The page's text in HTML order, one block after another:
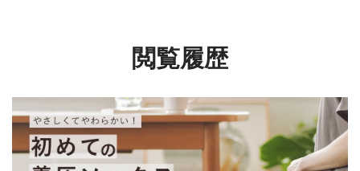
閲覧履歴